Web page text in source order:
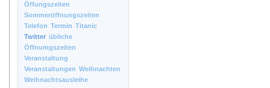
Öffungszeiten
Sommeröffnungszeiten
Telefon Termin Titanic
Twitter übliche
Öffnumgszeiten
Veranstaltung
Veranstaltungen Weihnachten
Weihnachtsausleihe